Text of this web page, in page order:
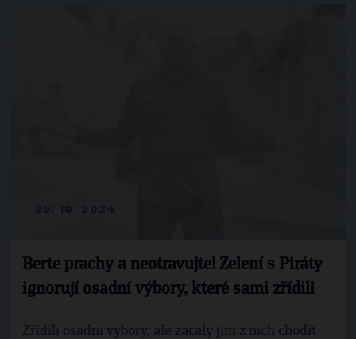
Berte prachy a neotravujte! Zelení s Piráty
ignorují osadní výbory, které sami zřídili
Zřídili osadní výbory, ale začaly jim z nich chodit